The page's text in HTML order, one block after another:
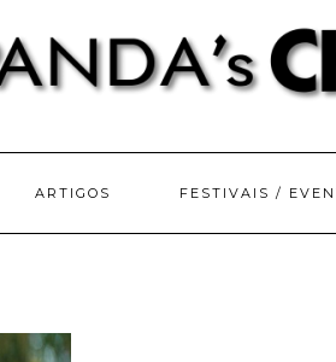
ARTIGOS FESTIVAIS /